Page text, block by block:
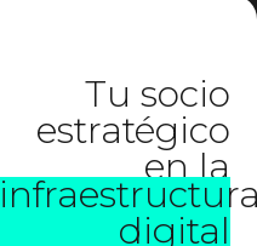
Tu socio
estratégico
en la
digital